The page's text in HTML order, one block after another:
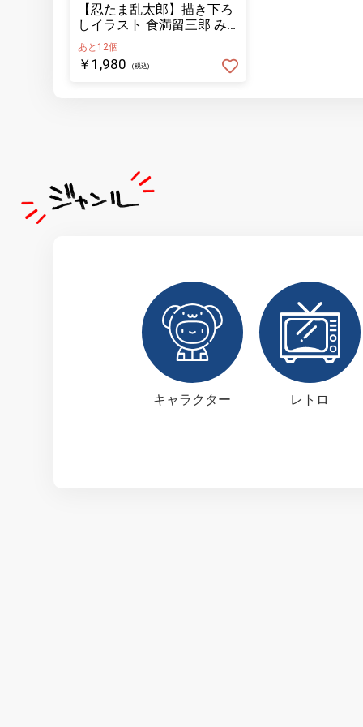
【忍たま乱太郎】描き下ろ
しイラスト 食満留三郎 み
んなで商いver. BIGアクリル
スタンド
あと12個
￥1,980 (税込)
キャラクター レトロ